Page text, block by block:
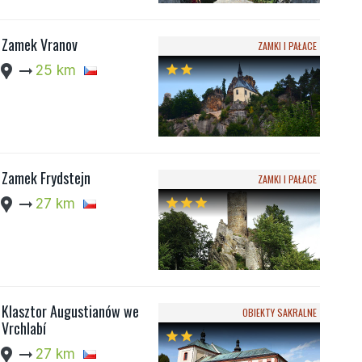
Zamek Vranov
location_pin arrow_right_alt 25 km
ZAMKI I PAŁACE
starstar
Zamek Frydstejn
location_pin arrow_right_alt 27 km
ZAMKI I PAŁACE
starstarstar
Klasztor Augustianów we
Vrchlabí
location_pin arrow_right_alt 27 km
OBIEKTY SAKRALNE
starstar